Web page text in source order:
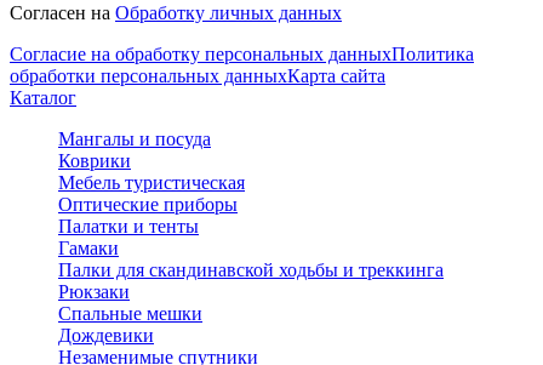
Согласен на Обработку личных данных
Согласие на обработку персональных данныхПолитика
обработки персональных данныхКарта сайта
Каталог
Мангалы и посуда
Коврики
Мебель туристическая
Оптические приборы
Палатки и тенты
Гамаки
Палки для скандинавской ходьбы и треккинга
Рюкзаки
Спальные мешки
Дождевики
Незаменимые спутники